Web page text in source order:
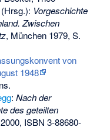
Vorgeschichte
Zwischen
, München 1979, S.
von
1948
:Nach der
des geteilten
ISBN 3-88680-